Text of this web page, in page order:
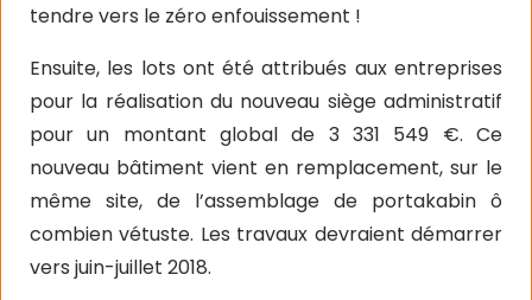
tendre vers le zéro enfouissement !
Ensuite, les lots ont été attribués aux entreprises
pour la réalisation du nouveau siège administratif
pour un montant global de 3 331 549 €. Ce
nouveau bâtiment vient en remplacement, sur le
même site, de l’assemblage de portakabin ô
combien vétuste. Les travaux devraient démarrer
vers juin-juillet 2018.